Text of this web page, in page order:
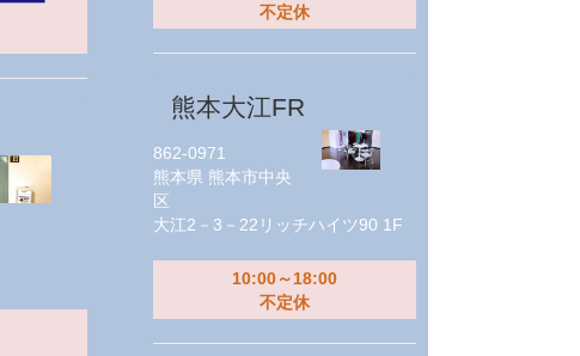
不定休
熊本大江FR
862-0971
熊本県 熊本市中央
区
大江2－3－22リッチハイツ90 1F
10:00～18:00
不定休